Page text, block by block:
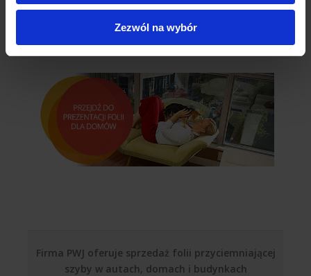
Zezwól na wybór
fachowym okiem po przeprowadzeniu pomiarów i zrobieniu
wywiadu doradzą najlepsze rozwiązanie na Twoje okna.
Firma PWJ oferuje sprzedaż folii przyciemniającej
szyby w autach, domach i budynkach